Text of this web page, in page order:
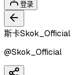
登录
斯卡Skok_Official
@Skok_Official